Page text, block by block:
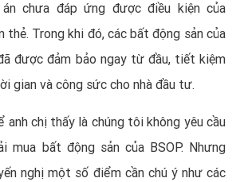
chưa đáp ứng được điều kiện của
thẻ. Trong khi đó, các bất động sản của
được đảm bảo ngay từ đầu, tiết kiệm
gian và công sức cho nhà đầu tư.
anh chị thấy là chúng tôi không yêu cầu
mua bất động sản của BSOP. Nhưng
nghị một số điểm cần chú ý như các